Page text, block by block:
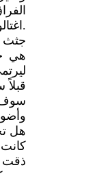
جثث
هي
قبلاً
سوف
هل
ذقت